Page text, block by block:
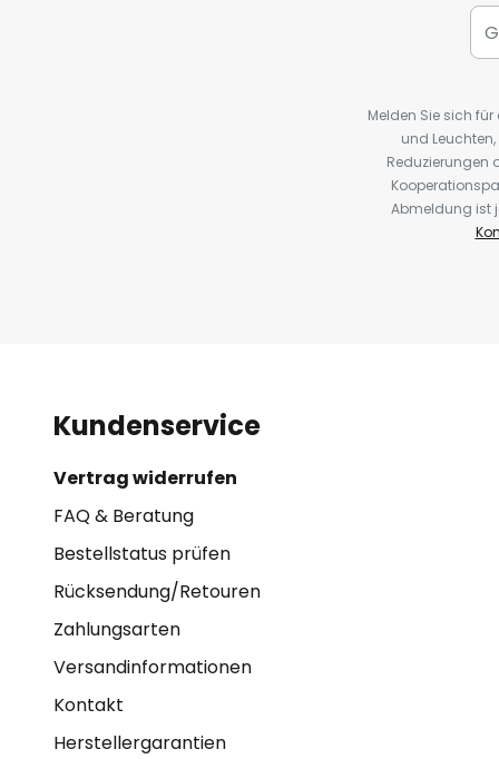
Melden Sie sich
und
Reduzierungen
Abmeldung ist
Kundenservice
Vertrag widerrufen
FAQ & Beratung
Bestellstatus prüfen
Rücksendung/Retouren
Zahlungsarten
Versandinformationen
Kontakt
Herstellergarantien